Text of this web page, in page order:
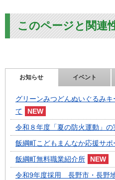
このページと関連
お知らせ イベント
グリーンみつどんぬいぐるみ
て
令和８年度「夏の防火運動」の
飯綱町こどもまんなか応援サポ
飯綱町無料職業紹介所
令和9年度採用 長野市・長野